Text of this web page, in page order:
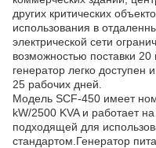
других критических
использования в
электрической сети
возможностью поставки 20
генератор легко доступен
25 рабочих дней.
Модель SCF-450 имеет
kW/2500 KVA и работает
подходящей для
стандартом.Генератор